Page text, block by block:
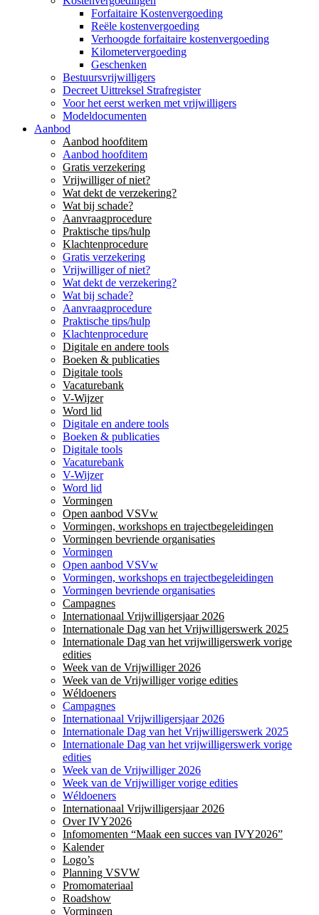
Forfaitaire Kostenvergoeding
Reële kostenvergoeding
Verhoogde forfaitaire kostenvergoeding
Kilometervergoeding
Geschenken
Bestuursvrijwilligers
Decreet Uittreksel Strafregister
Voor het eerst werken met vrijwilligers
Modeldocumenten
Aanbod
Aanbod hoofditem
Aanbod hoofditem
Gratis verzekering
Vrijwilliger of niet?
Wat dekt de verzekering?
Wat bij schade?
Aanvraagprocedure
Praktische tips/hulp
Klachtenprocedure
Gratis verzekering
Vrijwilliger of niet?
Wat dekt de verzekering?
Wat bij schade?
Aanvraagprocedure
Praktische tips/hulp
Klachtenprocedure
Digitale en andere tools
Boeken & publicaties
Digitale tools
Vacaturebank
V-Wijzer
Word lid
Digitale en andere tools
Boeken & publicaties
Digitale tools
Vacaturebank
V-Wijzer
Word lid
Vormingen
Open aanbod VSVw
Vormingen, workshops en trajectbegeleidingen
Vormingen bevriende organisaties
Vormingen
Open aanbod VSVw
Vormingen, workshops en trajectbegeleidingen
Vormingen bevriende organisaties
Campagnes
Internationaal Vrijwilligersjaar 2026
Internationale Dag van het Vrijwilligerswerk 2025
Internationale Dag van het vrijwilligerswerk vorige
edities
Week van de Vrijwilliger 2026
Week van de Vrijwilliger vorige edities
Wéldoeners
Campagnes
Internationaal Vrijwilligersjaar 2026
Internationale Dag van het Vrijwilligerswerk 2025
Internationale Dag van het vrijwilligerswerk vorige
edities
Week van de Vrijwilliger 2026
Week van de Vrijwilliger vorige edities
Wéldoeners
Internationaal Vrijwilligersjaar 2026
Over IVY2026
Infomomenten “Maak een succes van IVY2026”
Kalender
Logo’s
Planning VSVW
Promomateriaal
Roadshow
Vormingen